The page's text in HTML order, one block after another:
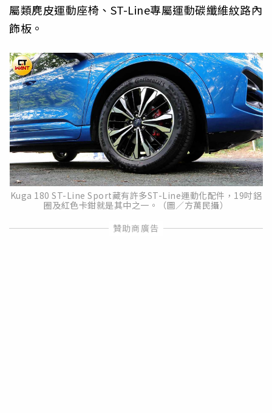
屬類麂皮運動座椅、ST-Line專屬運動碳纖維紋路內
飾板。
Kuga 180 ST-Line Sport藏有許多ST-Line運動化配件，19吋鋁
圈及紅色卡鉗就是其中之一。（圖／方萬民攝）